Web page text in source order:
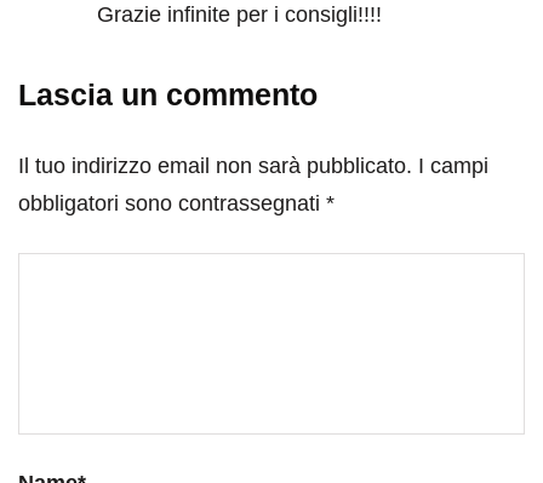
Grazie infinite per i consigli!!!!
Lascia un commento
Il tuo indirizzo email non sarà pubblicato. I campi
obbligatori sono contrassegnati *